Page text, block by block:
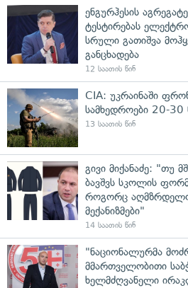
ენგურჰესის
ტესტირებას
სრული გათიშვა
განცხადება
12 საათის წინ
CIA: უკრაინაში
სამხედროები 20-
13 საათის წინ
გივი მიქანაძე: "თუ
ბავშვს სკოლის
როგორც
მექანიზმები"
14 საათის წინ
"ნაციონალურმა
მმართველობითი
ხელმძღვანელი